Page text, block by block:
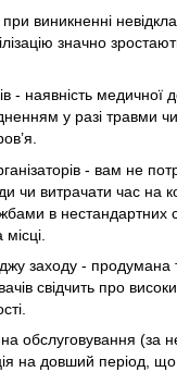
виникненні
значно
- наявність медичної
у разі травми
- вам не
чи витрачати час на
в нестандартних
заходу - продумана
свідчить про
обслуговування (за
на довший період,